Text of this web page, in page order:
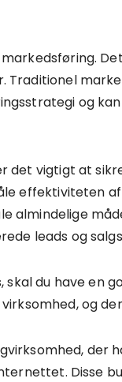
og
det vigtigt at
effektiviteten
almindelige
leads og
skal du have en
og
der
Disse